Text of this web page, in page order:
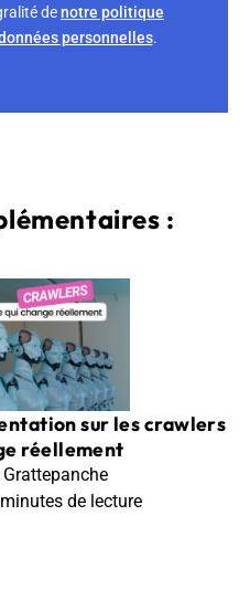
denotre politique
personnelles.
:
sur les crawlers
réellement
de lecture